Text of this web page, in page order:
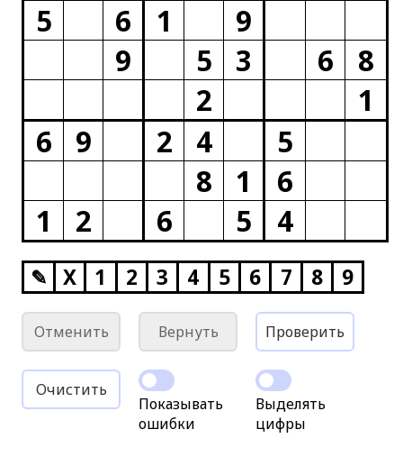
5
6 1
9
9
5 3 6
8
2
1
6
9 2 4
5
8
1
6
1
2 6 5 4
✎ X 1 2 3 4 5 6 7 8 9
Отменить Вернуть Проверить
Очистить
Показывать
ошибки
Выделять
цифры